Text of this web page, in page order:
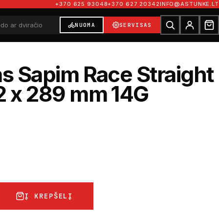
+370 625 93048+370 627 20342INFO@ASTUNKE.LT
NUOMA SERVISAS
Sapim Race Straight
x 289 mm 14G
Į KREPŠELĮ